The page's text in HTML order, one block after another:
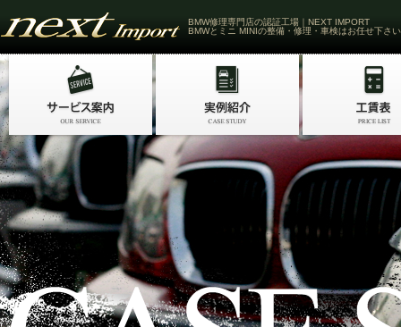
BMW修理専門店の認証工場｜NEXT IMPORT
BMWとミニ MINIの整備・修理・車検はお任せ下さい